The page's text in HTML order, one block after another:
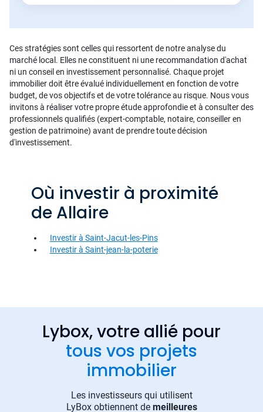
Ces stratégies sont celles qui ressortent de notre analyse du
marché local. Elles ne constituent ni une recommandation d'achat
ni un conseil en investissement personnalisé. Chaque projet
immobilier doit être évalué individuellement en fonction de votre
budget, de vos objectifs et de votre tolérance au risque. Nous vous
invitons à réaliser votre propre étude approfondie et à consulter des
professionnels qualifiés (expert-comptable, notaire, conseiller en
gestion de patrimoine) avant de prendre toute décision
d'investissement.
Où investir à proximité
de Allaire
Investir à Saint-Jacut-les-Pins
Investir à Saint-jean-la-poterie
Lybox, votre allié pour
tous vos projets
immobilier
Les investisseurs qui utilisent
LyBox obtiennent de meilleures